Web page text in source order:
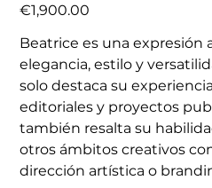
Price
€1,900.00
Beatrice es una expresión
elegancia, estilo y
solo destaca su
editoriales y proyectos
también resalta su
otros ámbitos creativos
dirección artística o